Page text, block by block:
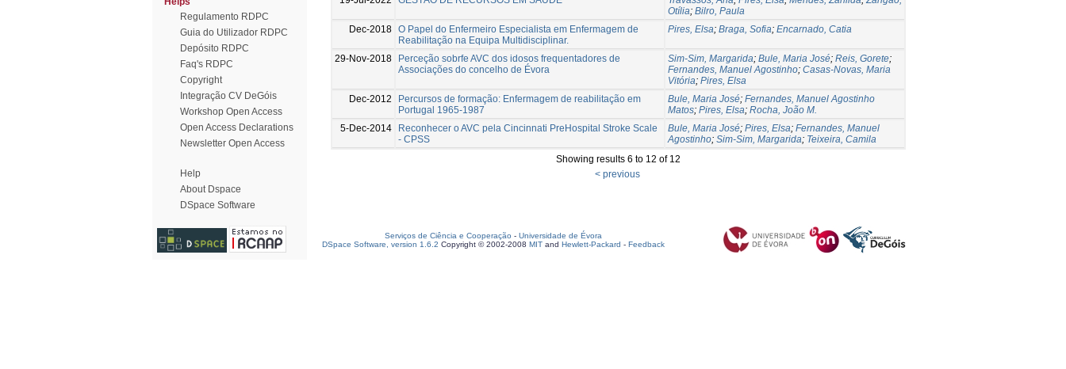
Regulamento RDPC
Guia do Utilizador RDPC
Depósito RDPC
Faq's RDPC
Copyright
Integração CV DeGóis
Workshop Open Access
Open Access Declarations
Newsletter Open Access
Help
About Dspace
DSpace Software
Otília; Bilro, Paula
Dec-2018 O Papel do Enfermeiro Especialista em Enfermagem de
Reabilitação na Equipa Multidisciplinar.
Pires, Elsa; Braga, Sofia; Encarnado, Catia
29-Nov-2018
Perceção sobrfe AVC dos idosos frequentadores de
Associações do concelho de Évora
Sim-Sim, Margarida; Bule, Maria José; Reis, Gorete;
Fernandes, Manuel Agostinho; Casas-Novas, Maria
Vitória; Pires, Elsa
Dec-2012
Percursos de formação: Enfermagem de reabilitação em
Portugal 1965-1987
Bule, Maria José; Fernandes, Manuel Agostinho
Matos; Pires, Elsa; Rocha, João M.
5-Dec-2014
Reconhecer o AVC pela Cincinnati PreHospital Stroke Scale
- CPSS
Bule, Maria José; Pires, Elsa; Fernandes, Manuel
Agostinho; Sim-Sim, Margarida; Teixeira, Camila
Showing results 6 to 12 of 12
< previous
Serviços de Ciência e Cooperação - Universidade de Évora
DSpace Software, version 1.6.2 Copyright © 2002-2008 MIT and Hewlett-Packard - Feedback